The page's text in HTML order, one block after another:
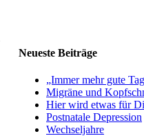
Neueste Beiträge
„Immer mehr gute
Migräne und
Hier wird etwas für
Postnatale Depression
Wechseljahre